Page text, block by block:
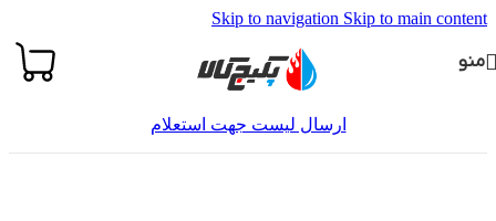
Skip to navigation Skip to main content
منو
ارسال لیست جهت استعلام